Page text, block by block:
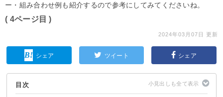
ー・組み合わせ例も紹介するので参考にしてみてくださいね。
( 4ページ目 )
2024年03月07日 更新
シェア ツイート シェア
目次